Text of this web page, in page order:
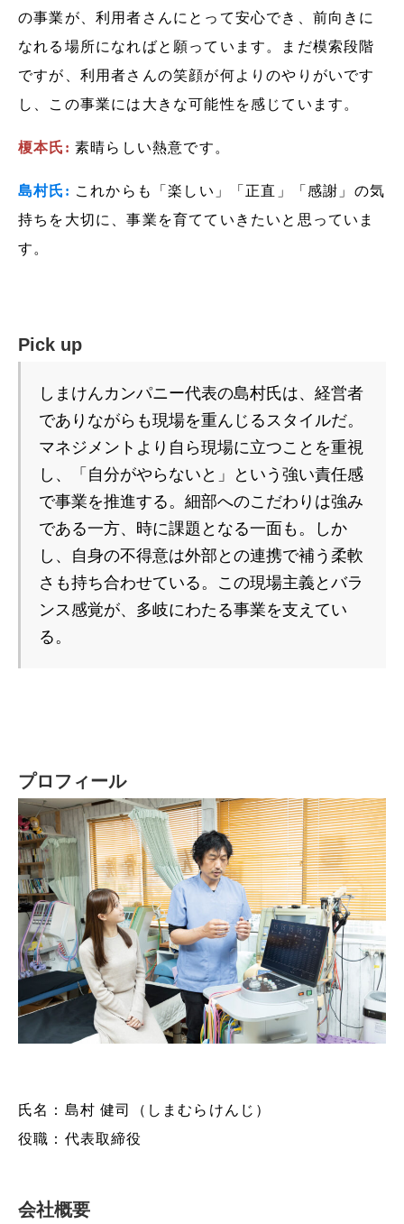
の事業が、利用者さんにとって安心でき、前向きに
なれる場所になればと願っています。まだ模索段階
ですが、利用者さんの笑顔が何よりのやりがいです
し、この事業には大きな可能性を感じています。
榎本氏: 素晴らしい熱意です。
島村氏: これからも「楽しい」「正直」「感謝」の気
持ちを大切に、事業を育てていきたいと思っていま
す。
Pick up
しまけんカンパニー代表の島村氏は、経営者
でありながらも現場を重んじるスタイルだ。
マネジメントより自ら現場に立つことを重視
し、「自分がやらないと」という強い責任感
で事業を推進する。細部へのこだわりは強み
である一方、時に課題となる一面も。しか
し、自身の不得意は外部との連携で補う柔軟
さも持ち合わせている。この現場主義とバラ
ンス感覚が、多岐にわたる事業を支えてい
る。
プロフィール
氏名：島村 健司（しまむらけんじ）
役職：代表取締役
会社概要